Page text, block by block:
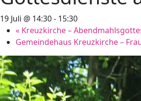
19 Juli @ 14:30- 15:30
« Kreuzkirche –
Gemeindehaus Kreuzkirche –